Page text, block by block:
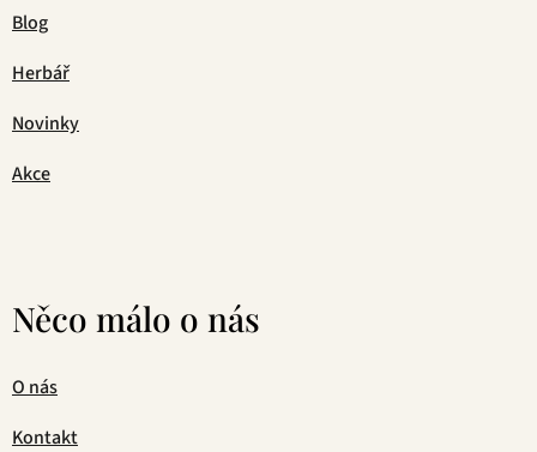
Blog
Herbář
Novinky
Akce
Něco málo o nás
O nás
Kontakt